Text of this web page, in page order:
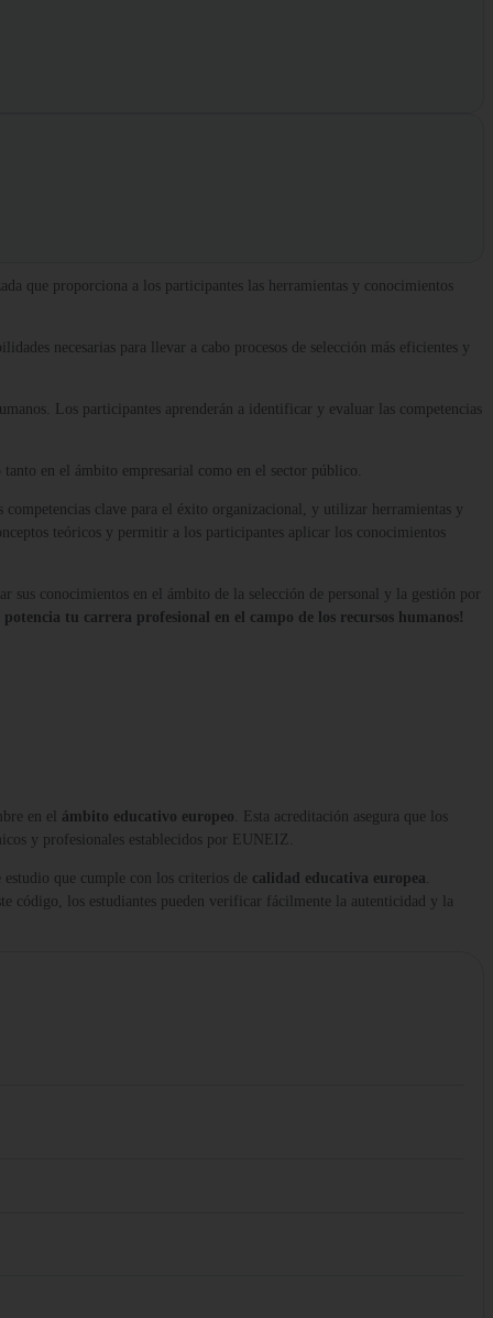
que proporciona a los participantes las herramientas y conocimientos
necesarias para llevar a cabo procesos de selección más eficientes y
Los participantes aprenderán a identificar y evaluar las competencias
en el ámbito empresarial como en el sector público.
clave para el éxito organizacional, y utilizar herramientas y
teóricos y permitir a los participantes aplicar los conocimientos
sus conocimientos en el ámbito de la selección de personal y la gestión por
tu carrera profesional en el campo de los recursos humanos!
en el ámbito educativo europeo. Esta acreditación asegura que los
y profesionales establecidos por EUNEIZ.
que cumple con los criterios de calidad educativa europea.
código, los estudiantes pueden verificar fácilmente la autenticidad y la